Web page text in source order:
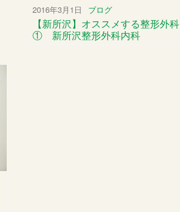
2016年3月1日 ブログ
【新所沢】オススメする整形外科
① 新所沢整形外科内科